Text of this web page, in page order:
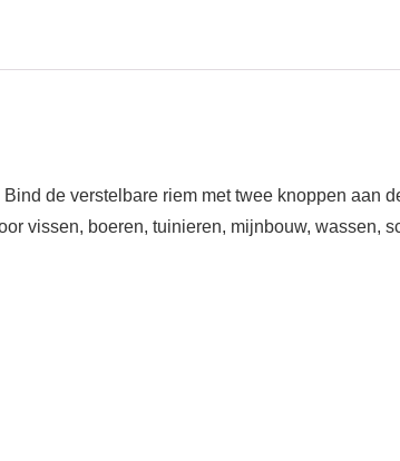
de verstelbare riem met twee knoppen aan
vissen, boeren, tuinieren, mijnbouw, wassen,